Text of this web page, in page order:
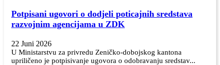
Potpisani ugovori o dodjeli poticajnih sredstava
razvojnim agencijama u ZDK
22 Juni 2026
U Ministarstvu za privredu Zeničko-dobojskog kantona
upriličeno je potpisivanje ugovora o odobravanju sredstav...